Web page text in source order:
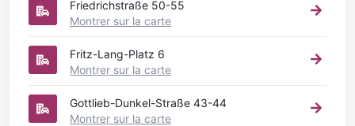
Friedrichstraße 50-55
Montrer sur la carte
Fritz-Lang-Platz 6
Montrer sur la carte
Gottlieb-Dunkel-Straße 43-44
Montrer sur la carte